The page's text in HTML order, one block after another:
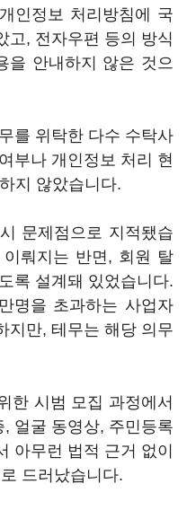
인정보 처리방침에 국
고, 전자우편 등의 방식
을 안내하지 않은 것으
를 위탁한 다수 수탁사
부나 개인정보 처리 현
지 않았습니다.
문제점으로 지적됐습
뤄지는 반면, 회원 탈
록 설계돼 있었습니다.
명을 초과하는 사업자
지만, 테무는 해당 의무
한 시범 모집 과정에서
얼굴 동영상, 주민등록
아무런 법적 근거 없이
드러났습니다.